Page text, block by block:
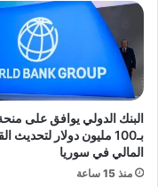
م
ق
ي
ص
م
و
ا
ب
ل
ي
م
البنك الدولي يوافق على
بـ100 مليون دولار لتحديث
المالي في سوريا
منذ 15 ساعة